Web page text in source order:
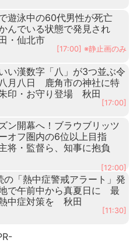
遊泳中の60代男性が死亡
んでいる状態で発見され
・仙北市
[17:00] ※静止画のみ
い漢数字「八」が3つ並ぶ令
月八日 鹿角市の神社に特
印・お守り登場 秋田
[17:00]
ン開幕へ！ブラウブリッツ
ーオフ圏内の6位以上目指
将・監督ら、知事に抱負
[12:00]
の「熱中症警戒アラート」発
で午前中から真夏日に 最
中症対策を 秋田
[11:30]